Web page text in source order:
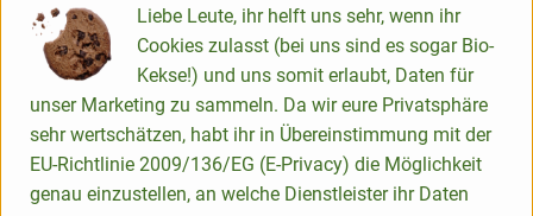
, Kontrollstelle:
DE-ÖKO-007
Angebote
regional
Produkt zu Favouriten hinzufügen
Angebote
regional
Produkt zu Favouriten hinzufügen
Liebe Leute, ihr helft uns sehr, wenn ihr
Cookies zulasst (bei uns sind es sogar Bio-
Kekse!) und uns somit erlaubt, Daten für
unser Marketing zu sammeln. Da wir eure Privatsphäre
sehr wertschätzen, habt ihr in Übereinstimmung mit der
EU-Richtlinie 2009/136/EG (E-Privacy) die Möglichkeit
genau einzustellen, an welche Dienstleister ihr Daten